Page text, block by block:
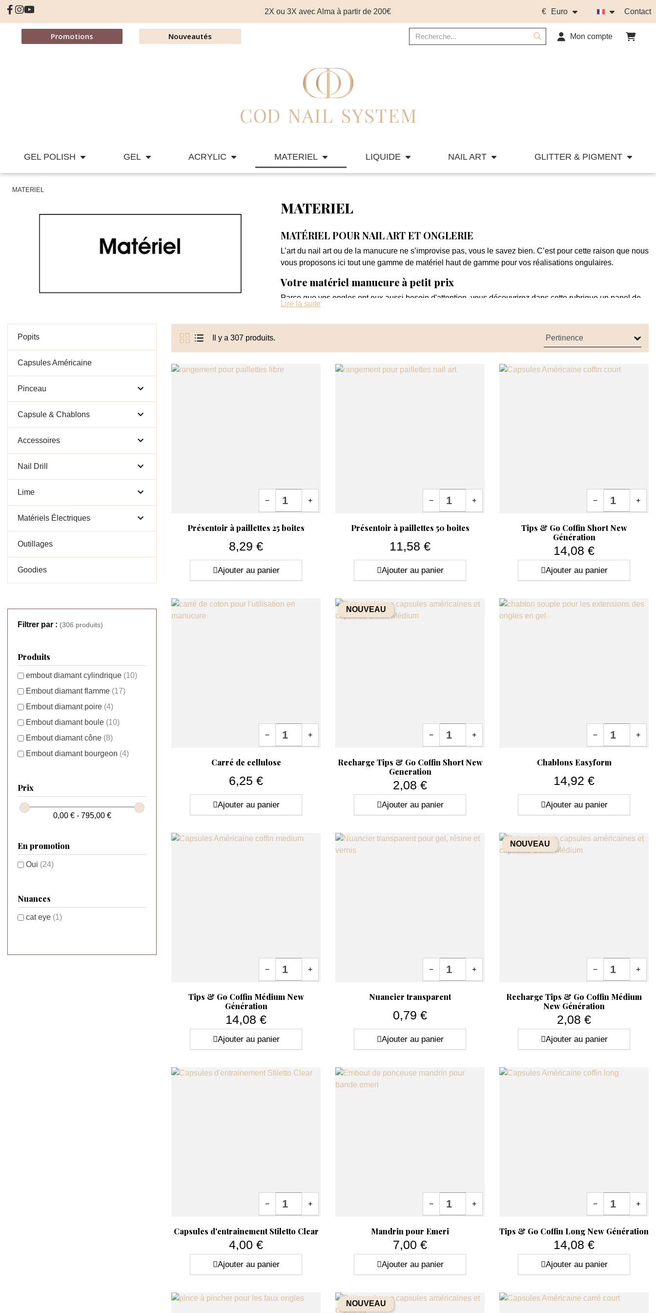
2X ou 3X avec Alma à partir de 200€ € Euro Contact
Promotions Nouveautés Mon compte
GEL POLISH GEL ACRYLIC MATERIEL LIQUIDE NAIL ART GLITTER & PIGMENT
MATERIEL
MATERIEL
MATÉRIEL POUR NAIL ART ET ONGLERIE
L’art du nail art ou de la manucure ne s’improvise pas, vous le savez bien. C’est pour cette raison que nous
vous proposons ici tout une gamme de matériel haut de gamme pour vos réalisations ongulaires.
Votre matériel manucure à petit prix
Parce que vos ongles ont eux aussi besoin d'attention, vous découvrirez dans cette rubrique un panel de
matériels dédiés à vos ongles. De nombreux accessoires sont nécessaires à la réalisation de vos nail arts
Par exemple, le choix de votre embout de ponceuse à ongle vous permettra, en fonction de votre choix, de
réaliser des actions bien particulières. Même si leur fonction première est toujours de retirer de la matière,
leur forme et leur matière sont toujours à prendre en compte pour ne pas faire d’impair. Le façonnage des
Lire la suite
Popits
Capsules Américaine
Pinceau 
Capsule & Chablons 
Accessoires 
Nail Drill 
Lime 
Matériels Électriques 
Outillages
Goodies
Filtrer par : (306 produits)
Produits
embout diamant cylindrique (10)
Embout diamant flamme (17)
Embout diamant poire (4)
Embout diamant boule (10)
Embout diamant cône (8)
Embout diamant bourgeon (4)
Prix
0,00 € - 795,00 €
En promotion
Oui (24)
Nuances
cat eye (1)
Il y a 307 produits.
Aperçu rapide
Présentoir à paillettes 25 boites
Prix
8,29 €
− +
Ajouter au panier
Aperçu rapide
Présentoir à paillettes 50 boites
Prix
11,58 €
− +
Ajouter au panier
Aperçu rapide
Tips & Go Coffin Short New
Génération
14,08 €
− +
Ajouter au panier
Carré de cellulose
Prix
6,25 €
− +
Ajouter au panier
Aperçu rapide
Recharge Tips & Go Coffin Short New
Generation
2,08 €
− +
Ajouter au panier
NOUVEAU
Aperçu rapideChablons Easyform
Prix
14,92 €
− +
Ajouter au panier
Aperçu rapide
Tips & Go Coffin Médium New
Génération
14,08 €
− +
Ajouter au panier
Nuancier transparent
Prix
0,79 €
− +
Ajouter au panier
Aperçu rapide
Recharge Tips & Go Coffin Médium
New Génération
2,08 €
− +
Ajouter au panier
NOUVEAU
Aperçu rapide
Capsules d'entrainement Stiletto Clear
4,00 €
− +
Ajouter au panier
Aperçu rapideMandrin pour Emeri
7,00 €
− +
Ajouter au panier
 Aperçu rapide
Tips & Go Coffin Long New Génération
14,08 €
− +
Ajouter au panier
NOUVEAU